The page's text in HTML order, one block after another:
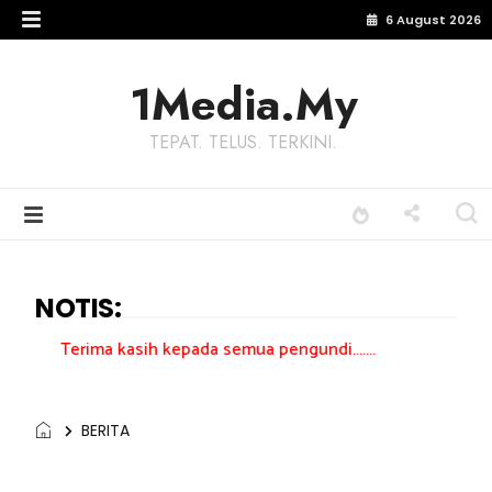
6 August 2026
1Media.My
TEPAT. TELUS. TERKINI.
NOTIS:
kepada semua pengundi.......
BERITA